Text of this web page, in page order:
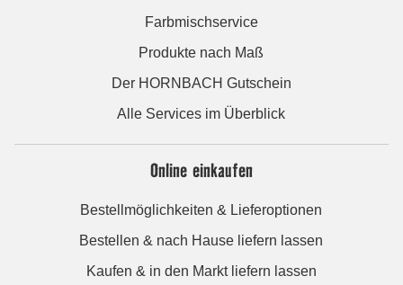
Farbmischservice
Produkte nach Maß
Der HORNBACH Gutschein
Alle Services im Überblick
Online einkaufen
Bestellmöglichkeiten & Lieferoptionen
Bestellen & nach Hause liefern lassen
Kaufen & in den Markt liefern lassen